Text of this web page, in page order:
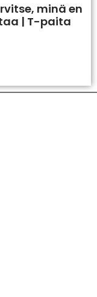
minä en
| T-paita